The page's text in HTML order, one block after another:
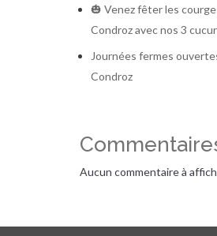
🎃 Venez fêter les
Condroz avec nos 3
Journées fermes
Condroz
Aucun commentaire à